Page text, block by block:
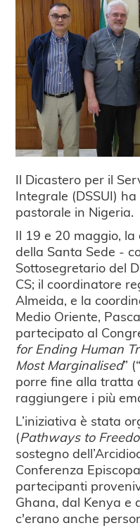
Il Dicastero per il
Integrale (DSSUI)
pastorale in Nigeria.
Il 19 e 20 maggio,
della Santa Sede -
Sottosegretario del
CS; il coordinatore
Almeida, e la
Medio Oriente,
partecipato al
for Ending Human
Most Marginalised”
porre fine alla tratta
raggiungere i più
L’iniziativa è stata
(Pathways to
sostegno
Conferenza
partecipanti
Ghana, dal Kenya e
c'erano anche